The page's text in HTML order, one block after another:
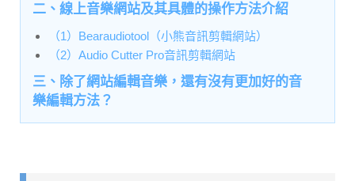
二、線上音樂網站及其具體的操作方法介紹
（1）Bearaudiotool（小熊音訊剪輯網站）
（2）Audio Cutter Pro音訊剪輯網站
三、除了網站編輯音樂，還有沒有更加好的音
樂編輯方法？